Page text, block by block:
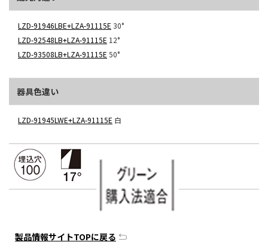
LZD-91946LBE+LZA-91115E 30°
LZD-92548LB+LZA-91115E 12°
LZD-93508LB+LZA-91115E 50°
器具色違い
LZD-91945LWE+LZA-91115E 白
製品情報サイトTOPに戻る